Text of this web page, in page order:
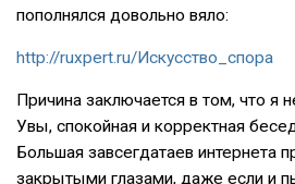
пополнялся довольно вяло:
http://ruxpert.ru/Искусство_спора
Причина заключается в том, что я
Увы, спокойная и корректная
Большая завсегдатаев интернета
закрытыми глазами, даже если и